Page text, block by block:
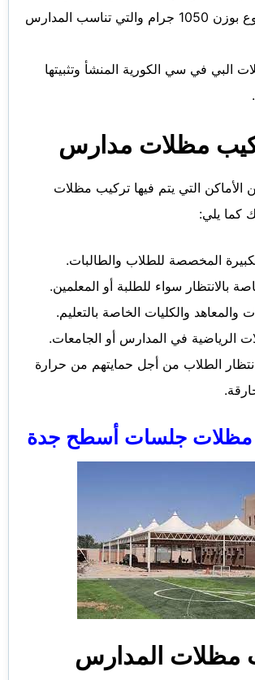
الألمانية النوع بوزن 1050 جرام والتي تناسب المدارس
البي في سي الكورية المنشأ وتثبيتها
مظلات مدارس
التي يتم فيها تركيب مظلات
كما يلي:
المخصصة للطلاب والطالبات.
بالانتظار سواء للطلبة أو المعلمين.
والمعاهد والكليات الخاصة بالتعليم.
الرياضية في المدارس أو الجامعات.
الطلاب من أجل حمايتهم من حرارة
مظلات جلسات أسطح جدة
مظلات المدارس